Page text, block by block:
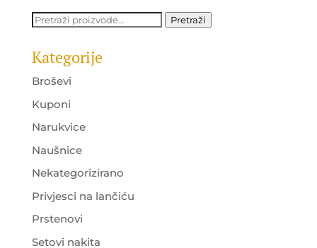
Pretraži: Pretraži
Kategorije
Broševi
Kuponi
Narukvice
Naušnice
Nekategorizirano
Privjesci na lančiću
Prstenovi
Setovi nakita